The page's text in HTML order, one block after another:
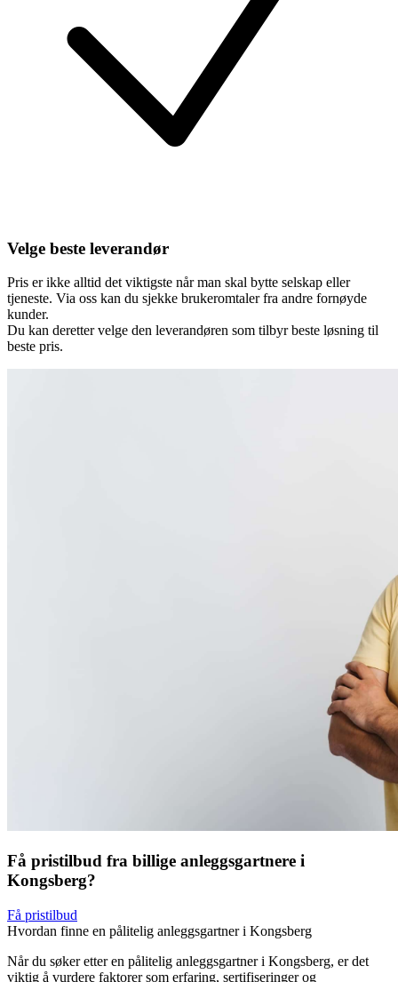
Velge beste leverandør
Pris er ikke alltid det viktigste når man skal bytte selskap eller
tjeneste. Via oss kan du sjekke brukeromtaler fra andre fornøyde
kunder.
Du kan deretter velge den leverandøren som tilbyr beste løsning til
beste pris.
Få pristilbud fra billige anleggsgartnere i
Kongsberg?
Få pristilbud
Hvordan finne en pålitelig anleggsgartner i Kongsberg
Når du søker etter en pålitelig anleggsgartner i Kongsberg, er det
viktig å vurdere faktorer som erfaring, sertifiseringer og